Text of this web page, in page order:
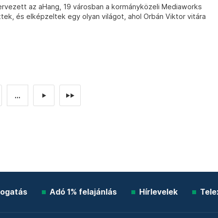
az aHang, 19 városban a kormányközeli Mediaworks
és elképzeltek egy olyan világot, ahol Orbán Viktor vitára
... ► ►►
Adó 1% felajánlás Hírlevelek